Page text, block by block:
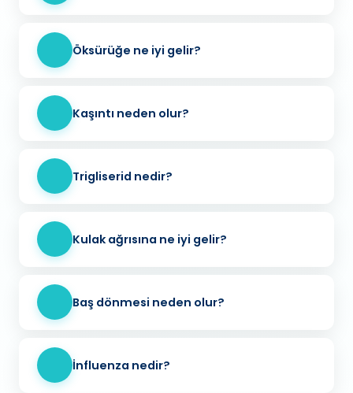
Öksürüğe ne iyi gelir?
Kaşıntı neden olur?
Trigliserid nedir?
Kulak ağrısına ne iyi gelir?
Baş dönmesi neden olur?
İnfluenza nedir?